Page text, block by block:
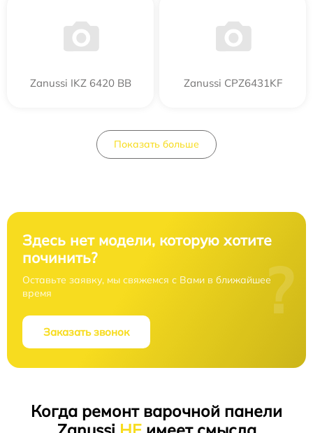
Zanussi IKZ 6420 BB Zanussi CPZ6431KF
Показать больше
Здесь нет модели, которую хотите
починить?
Оставьте заявку, мы свяжемся с Вами в ближайшее
время
Заказать звонок
?
Когда ремонт варочной панели